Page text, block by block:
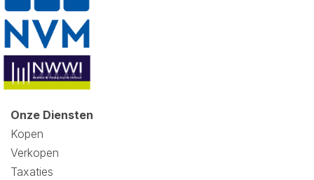
Onze Diensten
Kopen
Verkopen
Taxaties